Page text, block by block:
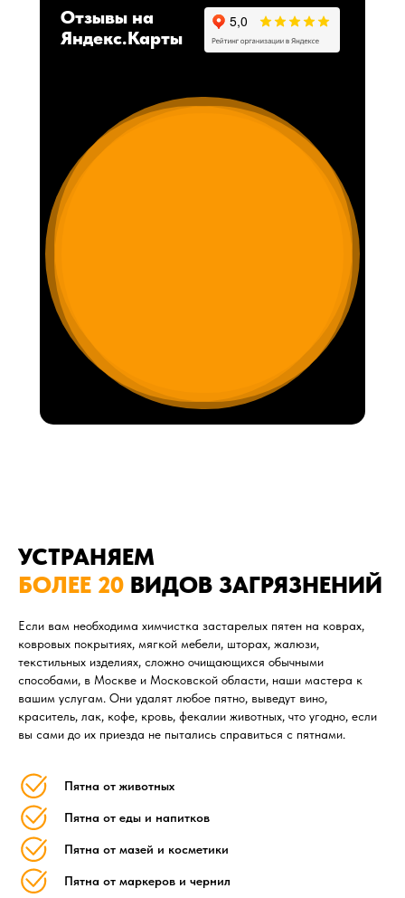
Отзывы на
Яндекс.Карты
УСТРАНЯЕМ
БОЛЕЕ 20 ВИДОВ ЗАГРЯЗНЕНИЙ
Если вам необходима химчистка застарелых пятен на коврах,
ковровых покрытиях, мягкой мебели, шторах, жалюзи,
текстильных изделиях, сложно очищающихся обычными
способами, в Москве и Московской области, наши мастера к
вашим услугам. Они удалят любое пятно, выведут вино,
краситель, лак, кофе, кровь, фекалии животных, что угодно, если
вы сами до их приезда не пытались справиться с пятнами.
Пятна от животных
Пятна от еды и напитков
Пятна от мазей и косметики
Пятна от маркеров и чернил